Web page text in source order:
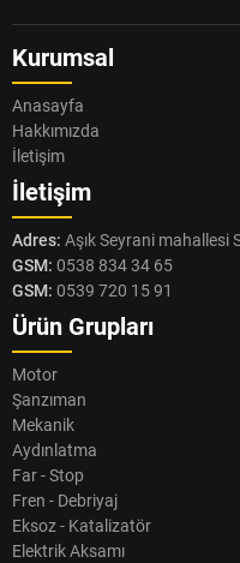
Kurumsal
Anasayfa
Hakkımızda
İletişim
İletişim
Adres: Aşık Seyrani mahallesi
GSM: 0538 834 34 65
GSM: 0539 720 15 91
Ürün Grupları
Motor
Şanzıman
Mekanik
Aydınlatma
Far - Stop
Fren - Debriyaj
Eksoz - Katalizatör
Elektrik Aksamı